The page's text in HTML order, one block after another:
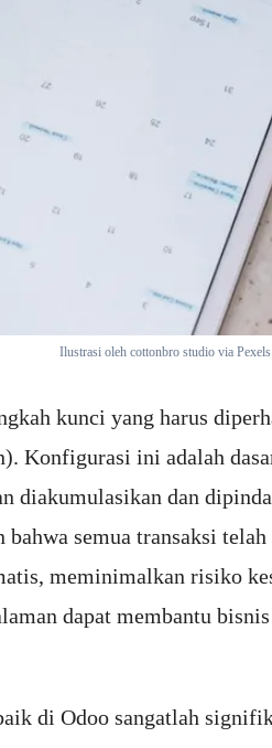
Ilustrasi oleh cottonbro studio via Pexels
kunci yang harus
ini adalah
diakumulasikan dan
semua transaksi
meminimalkan risiko
dapat membantu
di Odoo sangatlah